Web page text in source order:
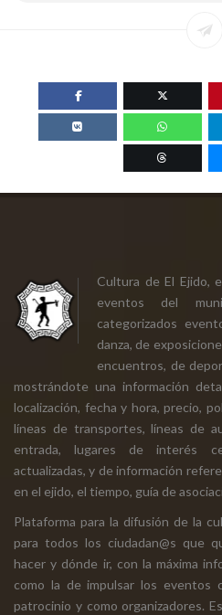
Cultura de El Ejido,
eventos del
categorizados
danza, de
encuentros, de
mostrándote una información
localización, fecha y hora, precio,
líneas de transportes, líneas de
entrada, lugares de interés
actualizadas, y de información
en el ejido, el tiempo, guía de
Plataforma para la difusión de la
para todos los ciudadan@s que
hacer y dónde ir, con la máxima
como la de impulsar los eventos
patrocinio y como organizadores.